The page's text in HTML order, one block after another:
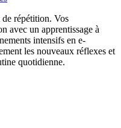
répétition. Vos
avec un apprentissage à
intensifs en e-
les nouveaux réflexes et
quotidienne.